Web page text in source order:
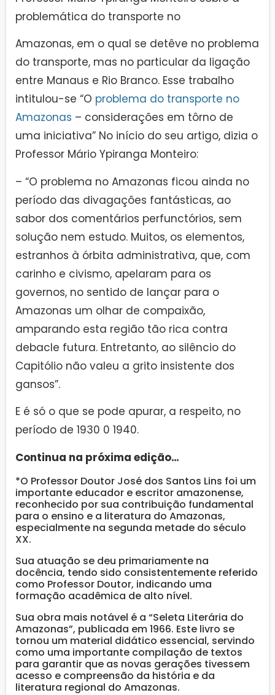
problemática do transporte no
Amazonas, em o qual se detêve no problema
do transporte, mas no particular da ligação
entre Manaus e Rio Branco. Esse trabalho
intitulou-se “O problema do transporte no
Amazonas – considerações em tôrno de
uma iniciativa” No início do seu artigo, dizia o
Professor Mário Ypiranga Monteiro:
– “O problema no Amazonas ficou ainda no
período das divagações fantásticas, ao
sabor dos comentários perfunctórios, sem
solução nem estudo. Muitos, os elementos,
estranhos à órbita administrativa, que, com
carinho e civismo, apelaram para os
governos, no sentido de lançar para o
Amazonas um olhar de compaixão,
amparando esta região tão rica contra
debacle futura. Entretanto, ao silêncio do
Capitólio não valeu a grito insistente dos
gansos”.
E é só o que se pode apurar, a respeito, no
período de 1930 0 1940.
Continua na próxima edição…
*O Professor Doutor José dos Santos Lins foi um
importante educador e escritor amazonense,
reconhecido por sua contribuição fundamental
para o ensino e a literatura do Amazonas,
especialmente na segunda metade do século
XX.
Sua atuação se deu primariamente na
docência, tendo sido consistentemente referido
como Professor Doutor, indicando uma
formação acadêmica de alto nível.
Sua obra mais notável é a “Seleta Literária do
Amazonas”, publicada em 1966. Este livro se
tornou um material didático essencial, servindo
como uma importante compilação de textos
para garantir que as novas gerações tivessem
acesso e compreensão da história e da
literatura regional do Amazonas.